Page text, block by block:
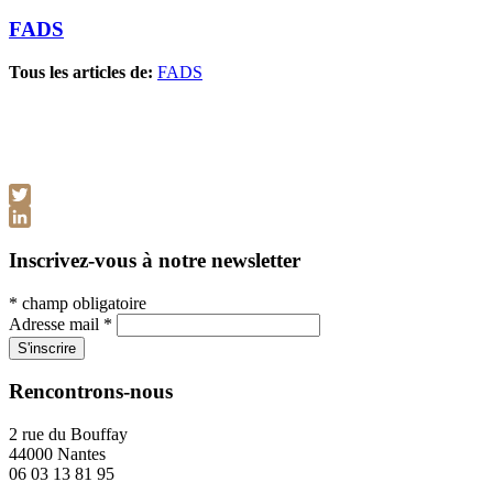
FADS
Tous les articles de: FADS
Twitter
Inscrivez-vous à notre newsletter
* champ obligatoire
Adresse mail *
Rencontrons-nous
2 rue du Bouffay
44000 Nantes
06 03 13 81 95